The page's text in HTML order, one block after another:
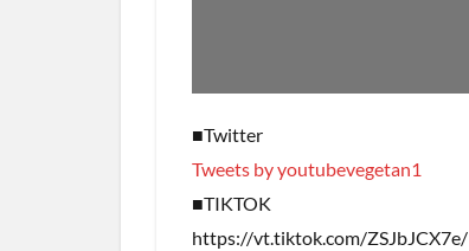
■Twitter
Tweets by youtubevegetan1
■TIKTOK
https://vt.tiktok.com/ZSJbJCX7e/